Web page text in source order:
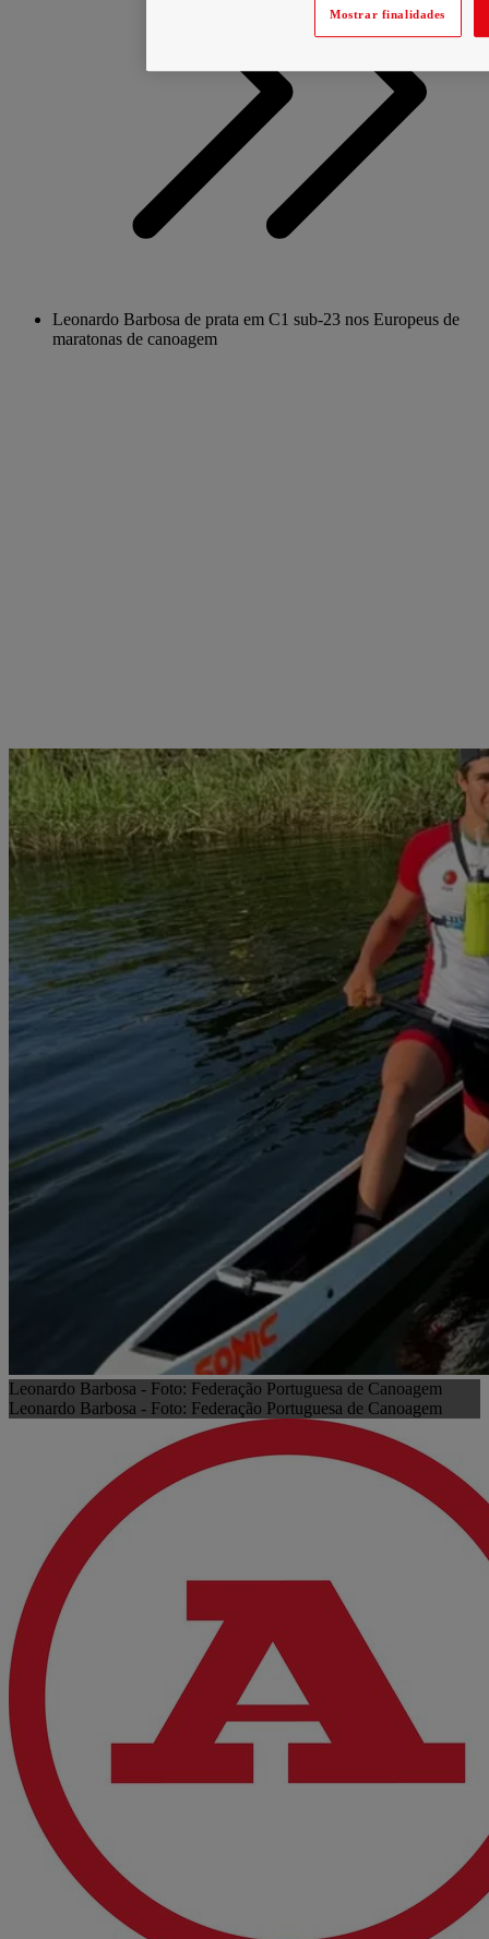
Leonardo Barbosa de prata em C1 sub-23 nos Europeus de
maratonas de canoagem
Leonardo Barbosa - Foto: Federação Portuguesa de Canoagem
Leonardo Barbosa - Foto: Federação Portuguesa de Canoagem
Mostrar finalidades